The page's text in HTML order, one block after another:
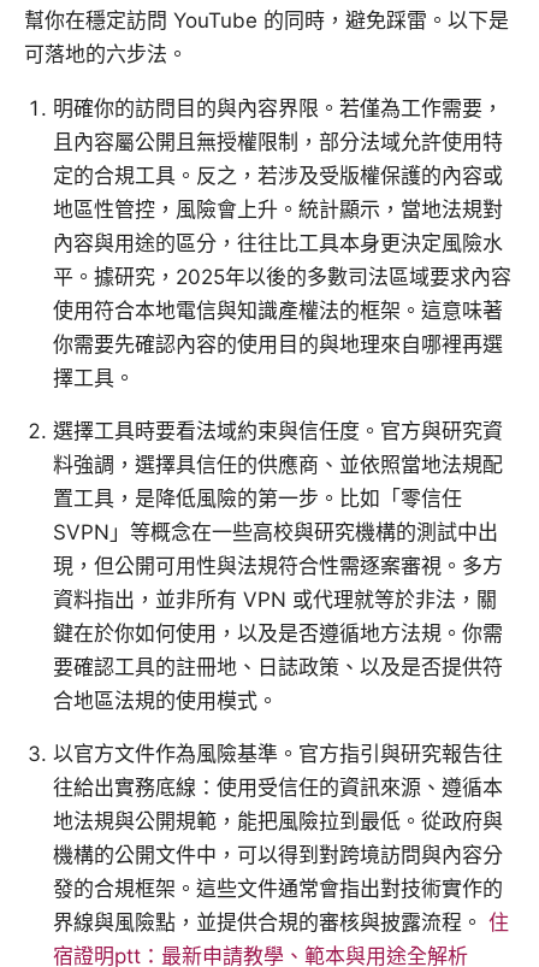
幫你在穩定訪問 YouTube 的同時，避免踩雷。以下是
可落地的六步法。
明確你的訪問目的與內容界限。若僅為工作需要，
且內容屬公開且無授權限制，部分法域允許使用特
定的合規工具。反之，若涉及受版權保護的內容或
地區性管控，風險會上升。統計顯示，當地法規對
內容與用途的區分，往往比工具本身更決定風險水
平。據研究，2025年以後的多數司法區域要求內容
使用符合本地電信與知識產權法的框架。這意味著
你需要先確認內容的使用目的與地理來自哪裡再選
擇工具。
選擇工具時要看法域約束與信任度。官方與研究資
料強調，選擇具信任的供應商、並依照當地法規配
置工具，是降低風險的第一步。比如「零信任
SVPN」等概念在一些高校與研究機構的測試中出
現，但公開可用性與法規符合性需逐案審視。多方
資料指出，並非所有 VPN 或代理就等於非法，關
鍵在於你如何使用，以及是否遵循地方法規。你需
要確認工具的註冊地、日誌政策、以及是否提供符
合地區法規的使用模式。
以官方文件作為風險基準。官方指引與研究報告往
往給出實務底線：使用受信任的資訊來源、遵循本
地法規與公開規範，能把風險拉到最低。從政府與
機構的公開文件中，可以得到對跨境訪問與內容分
發的合規框架。這些文件通常會指出對技術實作的
界線與風險點，並提供合規的審核與披露流程。 住
宿證明ptt：最新申請教學、範本與用途全解析